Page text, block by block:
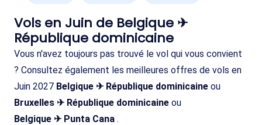
Vols en Juin de Belgique ✈
République dominicaine
Vous n'avez toujours pas trouvé le vol qui vous convient
? Consultez également les meilleures offres de vols en
Juin 2027 Belgique ✈ République dominicaine ou
Bruxelles ✈ République dominicaine ou
Belgique ✈ Punta Cana .